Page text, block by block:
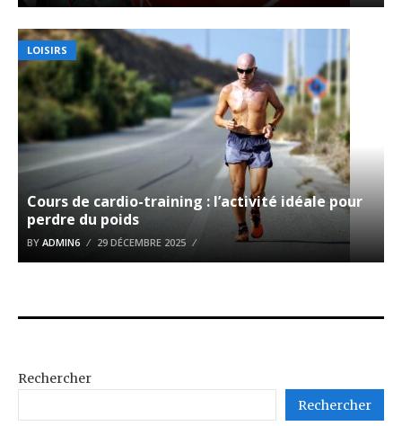
LOISIRS
Cours de cardio-training : l’activité idéale pour
perdre du poids
BY ADMIN6 29 DÉCEMBRE 2025
Rechercher
Rechercher